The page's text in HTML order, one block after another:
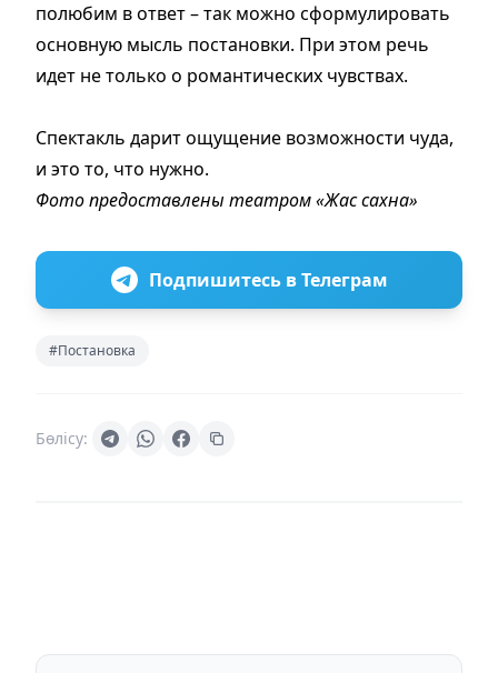
полюбим в ответ – так можно сформулировать
основную мысль постановки. При этом речь
идет не только о романтических чувствах.
Спектакль дарит ощущение возможности чуда,
и это то, что нужно.
Фото предоставлены театром «Жас сахна»
Подпишитесь в Телеграм
#Постановка
Бөлісу: